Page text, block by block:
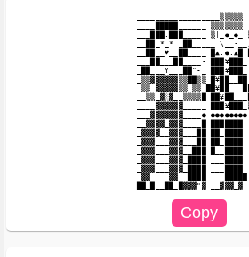
__________________▒▒▒▒▒
____█████______ ▒▒▒▒▒▒▒
___███.███_____
__██_*_* _██_____
__██__♥__██____ █▲:●:▲█¦█
___██___██____-
_██___Y___██"-_
_▒▒▓▓▓▓▓▓▒▒██▒▒ █¥██__██
_▒▒_▓▓▓▓▓▒▒_▒▒ ██¥██___██
__▒▒_▓░▓__▒▒▒▒█
____▓▓▓▓▓▓_____
___▓▓▓▓▓▓▓____● ●●●●●●●●
__▓▓▓▓_▓▓▓____█ ███████
_▓▓▓▓__▓▓▓___██ ██_████
_▓▓▓___▓▓▓___██ ██_████
_▓▓▓___▓▓▓__███ █__████
_▓▓▓___▓▓▓_████ ___████
_▓▓▓___▓▓▓_████ ___████
_▓▓____▓▓__████ ___█████